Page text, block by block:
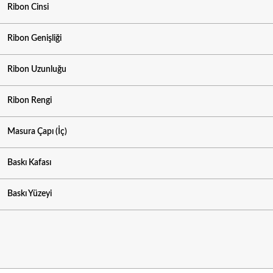
Ribon Cinsi
Ribon Genişliği
Ribon Uzunluğu
Ribon Rengi
Masura Çapı (İç)
Baskı Kafası
Baskı Yüzeyi